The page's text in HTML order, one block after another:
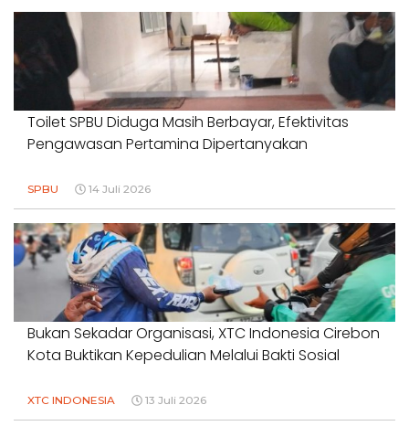
Toilet SPBU Diduga Masih Berbayar, Efektivitas
Pengawasan Pertamina Dipertanyakan
SPBU 14 Juli 2026
Bukan Sekadar Organisasi, XTC Indonesia Cirebon
Kota Buktikan Kepedulian Melalui Bakti Sosial
XTC INDONESIA 13 Juli 2026